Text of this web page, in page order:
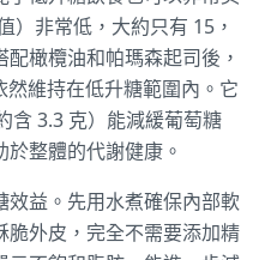
）非常低，大約只有 15，
橄欖油和帕瑪森起司後，
維持在低升糖範圍內。它
含 3.3 克）能減緩葡萄糖
整體的代謝健康。
益。先用水煮確保內部軟
外皮，完全不需要添加精